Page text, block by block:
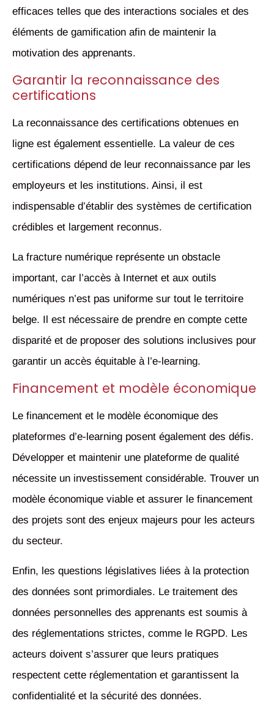
efficaces telles que des interactions sociales et des
éléments de gamification afin de maintenir la
motivation des apprenants.
Garantir la reconnaissance des
certifications
La reconnaissance des certifications obtenues en
ligne est également essentielle. La valeur de ces
certifications dépend de leur reconnaissance par les
employeurs et les institutions. Ainsi, il est
indispensable d’établir des systèmes de certification
crédibles et largement reconnus.
La fracture numérique représente un obstacle
important, car l’accès à Internet et aux outils
numériques n’est pas uniforme sur tout le territoire
belge. Il est nécessaire de prendre en compte cette
disparité et de proposer des solutions inclusives pour
garantir un accès équitable à l’e-learning.
Financement et modèle économique
Le financement et le modèle économique des
plateformes d’e-learning posent également des défis.
Développer et maintenir une plateforme de qualité
nécessite un investissement considérable. Trouver un
modèle économique viable et assurer le financement
des projets sont des enjeux majeurs pour les acteurs
du secteur.
Enfin, les questions législatives liées à la protection
des données sont primordiales. Le traitement des
données personnelles des apprenants est soumis à
des réglementations strictes, comme le RGPD. Les
acteurs doivent s’assurer que leurs pratiques
respectent cette réglementation et garantissent la
confidentialité et la sécurité des données.